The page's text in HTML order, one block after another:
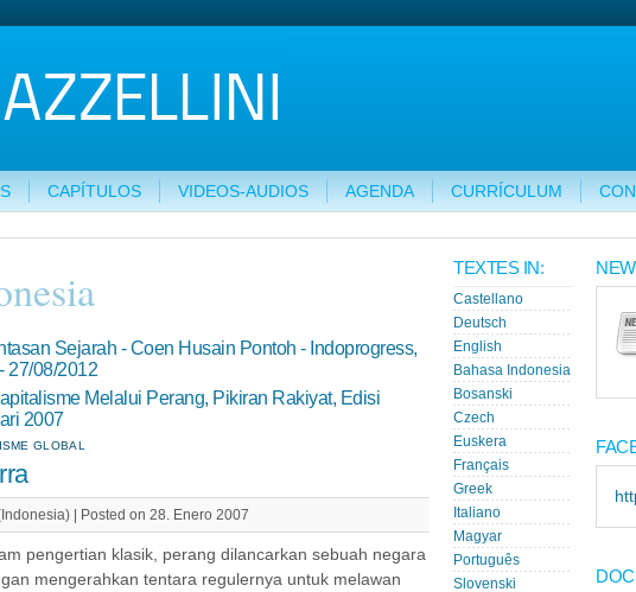
CAPÍTULOS VIDEOS-AUDIOS AGENDA CURRÍCULUM
Sejarah - Coen Husain Pontoh - Indoprogress,
27/08/2012
Melalui Perang, Pikiran Rakiyat, Edisi
2007
GLOBAL
| Posted on 28. Enero 2007
pengertian klasik, perang dilancarkan sebuah negara
mengerahkan tentara regulernya untuk melawan
TEXTES IN:
Castellano
Deutsch
English
Bahasa Indonesia
Bosanski
Czech
Euskera
Français
Greek
Italiano
Magyar
Português
Slovenski